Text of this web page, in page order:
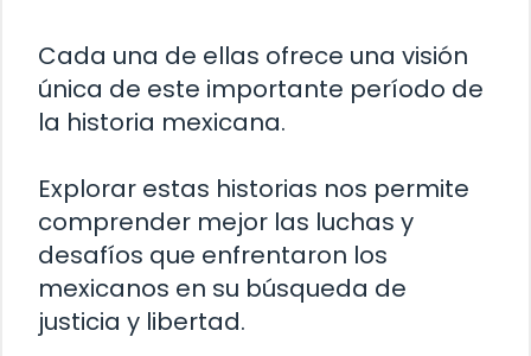
Cada una de ellas ofrece una visión
única de este importante período de
la historia mexicana.
Explorar estas historias nos permite
comprender mejor las luchas y
desafíos que enfrentaron los
mexicanos en su búsqueda de
justicia y libertad.